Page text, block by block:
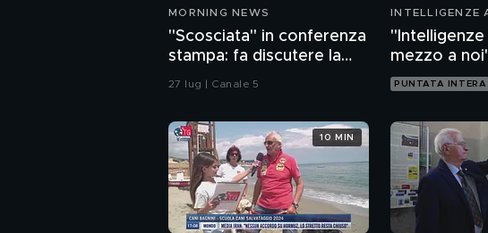
MORNING NEWS
"Scosciata" in conferenza
stampa: fa discutere la
vicesindaca di Livorno
27 lug | Canale 5
INTELLIGENZE
mezzo a
chatbot
PUNTATA INTERA
10 MIN